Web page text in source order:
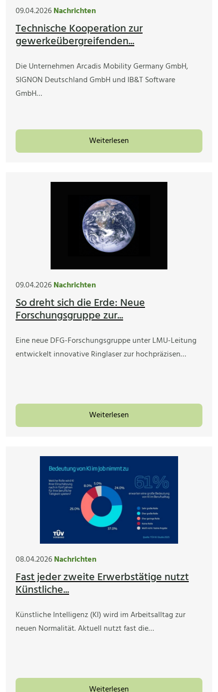
09.04.2026Nachrichten
Technische Kooperation zur
gewerkeübergreifenden...
Die Unternehmen Arcadis Mobility Germany GmbH,
SIGNON Deutschland GmbH und IB&T Software
GmbH…
Weiterlesen
09.04.2026Nachrichten
So dreht sich die Erde: Neue
Forschungsgruppe zur...
Eine neue DFG-Forschungsgruppe unter LMU-Leitung
entwickelt innovative Ringlaser zur hochpräzisen…
Weiterlesen
08.04.2026Nachrichten
Fast jeder zweite Erwerbstätige nutzt
Künstliche...
Künstliche Intelligenz (KI) wird im Arbeitsalltag zur
neuen Normalität. Aktuell nutzt fast die…